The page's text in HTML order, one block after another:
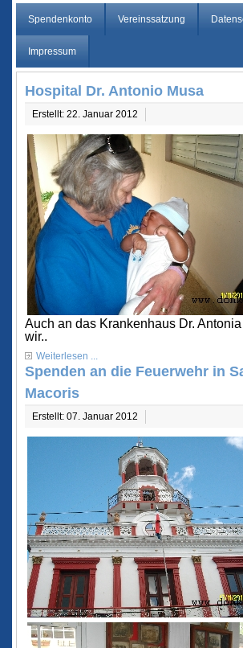
Spendenkonto Vereinssatzung
Impressum
Hospital Dr. Antonio Musa
Erstellt: 22. Januar 2012
Auch an das Krankenhaus Dr.
wir..
Weiterlesen ...
Spenden an die Feuerwehr in
Macoris
Erstellt: 07. Januar 2012